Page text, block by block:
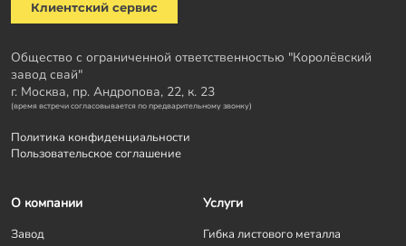
Клиентский сервис
Общество с ограниченной ответственностью "Королёвский
завод свай"
г. Москва, пр. Андропова, 22, к. 23
(время встречи согласовывается по предварительному звонку)
Политика конфиденциальности
Пользовательское соглашение
О компании
Завод
Услуги
Гибка листового металла